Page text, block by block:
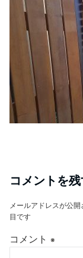
コメントを
メールアドレスが公開
目です
コメント ※